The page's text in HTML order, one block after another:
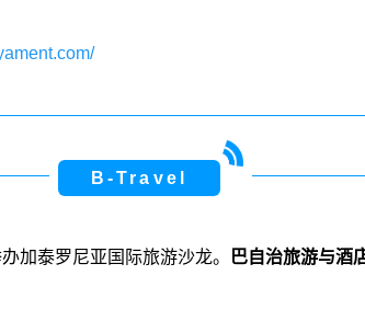
B-Travel
加泰罗尼亚国际旅游沙龙。 巴自治旅游与酒